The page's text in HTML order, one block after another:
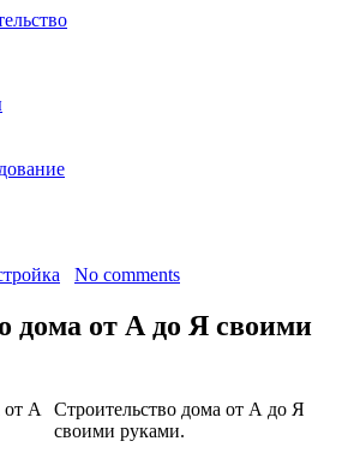
No comments
дома от А до Я своими
Строительство дома от А до Я
своими руками.